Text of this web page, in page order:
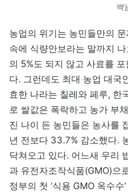
백
농업의 위기는 농민들만의
속에 식량안보라는 말까지
의 5%도 되지 않고 사료를
다. 그런데도 최대 농업 대국
효한 나라는 칠레와 페루, 한
로 쌀값은 폭락하고 농가 부
진 나이 든 농민들은 농사를
년 전보다 33.7% 감소했다.
닥쳐오고 있다. 어느새 우리
과 유전자조작식품(GMO)으
정부의 첫 ‘식용 GMO 옥수